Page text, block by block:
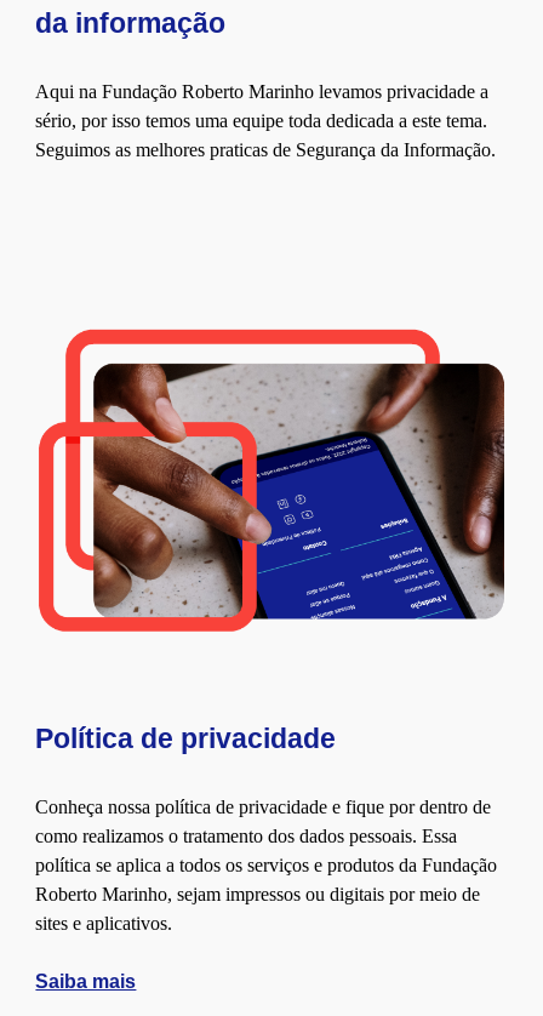
da informação
Aqui na Fundação Roberto Marinho levamos privacidade a
sério, por isso temos uma equipe toda dedicada a este tema.
Seguimos as melhores praticas de Segurança da Informação.
Política de privacidade
Conheça nossa política de privacidade e fique por dentro de
como realizamos o tratamento dos dados pessoais. Essa
política se aplica a todos os serviços e produtos da Fundação
Roberto Marinho, sejam impressos ou digitais por meio de
sites e aplicativos.
Saiba mais